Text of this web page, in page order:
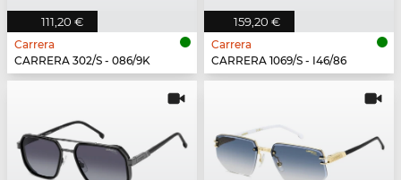
111,20 €
Carrera
CARRERA 302/S - 086/9K
159,20 €
Carrera
CARRERA 1069/S - I46/86